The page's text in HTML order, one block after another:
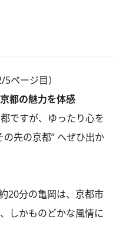
ページ目）
都の魅力を体感
ですが、ゆったり心を
先の京都” へぜひ出か
20分の亀岡は、京都市
しかものどかな風情に